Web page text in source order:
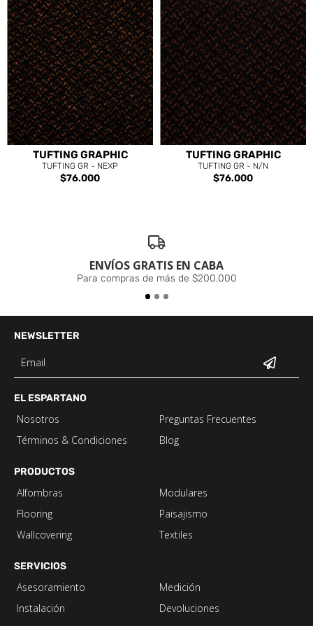
TUFTING GRAPHIC
TUFTING GR - NEXP
$76.000
TUFTING GRAPHIC
TUFTING GR - N/N
$76.000
ENVÍOS GRATIS EN CABA
Para compras de más de $200.000
NEWSLETTER
EL ESPARTANO
Nosotros
Preguntas Frecuentes
Términos & Condiciones
Blog
PRODUCTOS
Alfombras
Modulares
Flooring
Paisajismo
Wallcovering
Textiles
SERVICIOS
Asesoramiento
Medición
Instalación
Devoluciones